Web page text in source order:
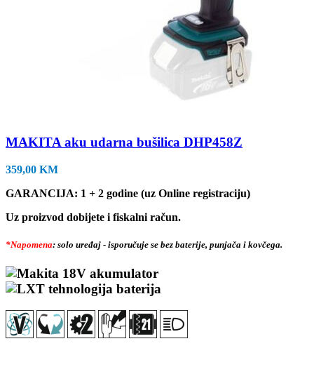
MAKITA aku udarna bušilica DHP458Z
359,00 KM
GARANCIJA: 1 + 2 godine (uz Online registraciju)
Uz proizvod dobijete i fiskalni račun.
*Napomena: solo uređaj - isporučuje se bez baterije, punjača i kovčega.